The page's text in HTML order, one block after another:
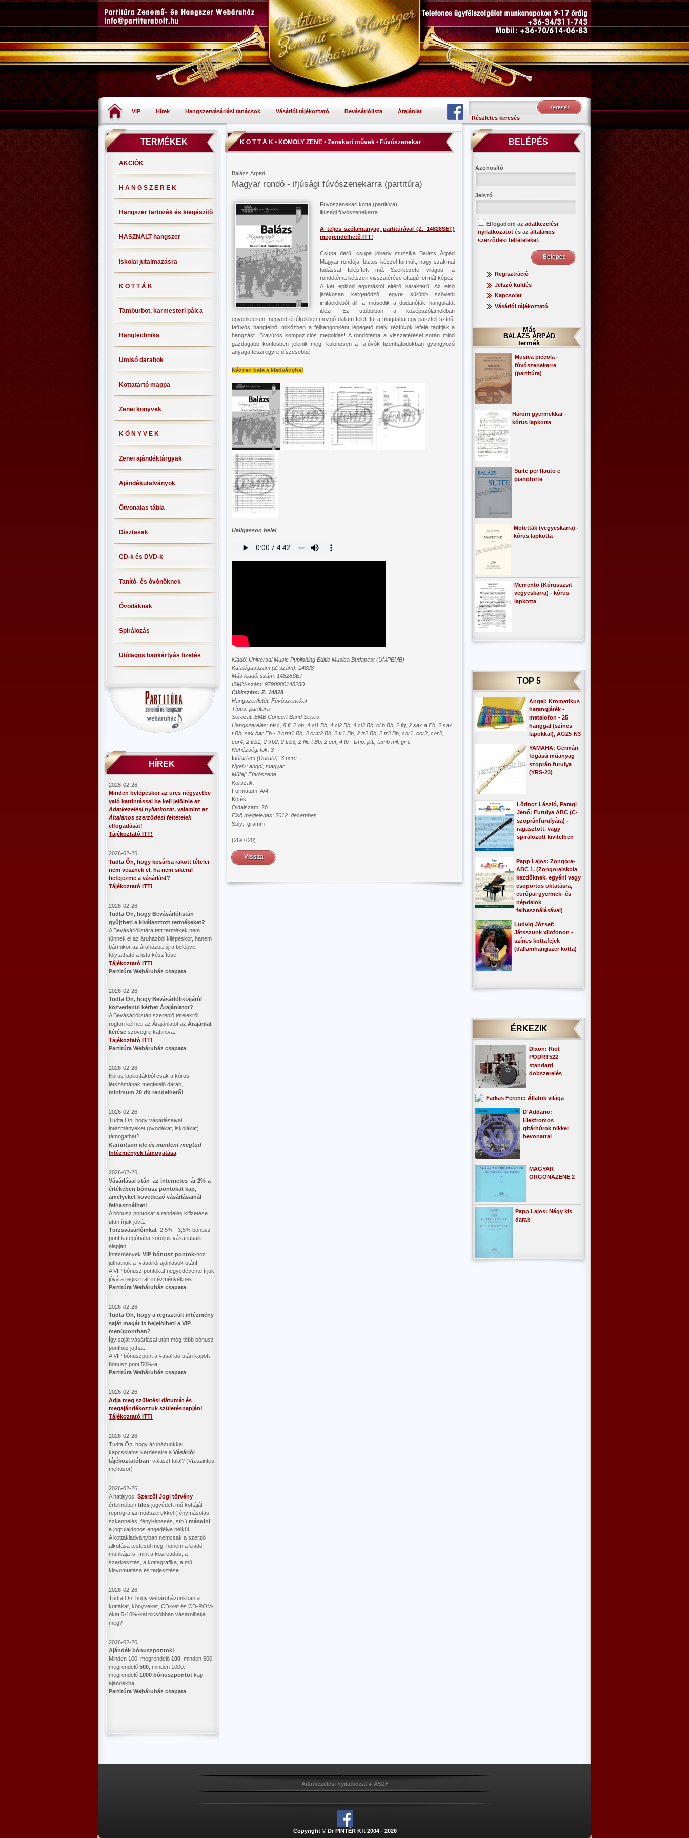
VIP Hírek Hangszervásárlási tanácsok Vásárlói tájékoztató Bevásárlólista
Árajánlat
Részletes keresés
TERMÉKEK
AKCIÓK
H A N G S Z E R E K
Hangszer tartozék és kiegészítő
HASZNÁLT hangszer
Iskolai jutalmazásra
K O T T Á K
Tamburbot, karmesteri pálca
Hangtechnika
Utolsó darabok
Kottatartó mappa
Zenei könyvek
K Ö N Y V E K
Zenei ajándéktárgyak
Ajándékutalványok
Ötvonalas tábla
Dísztasak
CD-k és DVD-k
Tanító- és óvónőknek
Óvodáknak
Spirálozás
Utólagos bankártyás fizetés
HÍREK
2026-02-26
Minden belépéskor az üres négyzetbe
való kattintással be kell jelölnie az
Adatkezelési nyilatkozat, valamint az
Általános szerződési feltételek
elfogadását!
Tájékoztató ITT!
2026-02-26
Tudta Ön, hogy kosárba rakott tételei
nem vesznek el, ha nem sikerül
befejeznie a vásárlást?
Tájékoztató ITT!
2026-02-26
​Tudta Ön, hogy Bevásárlólistán
gyűjtheti a kiválasztott termékeket?
A Bevásárlólistára tett termékek nem
tűnnek el az áruházból kilépéskor, hanem
bármikor az áruházba újra belépve
folytatható a lista készítése.
Tájékoztató ITT!
Partitúra Webáruház csapata
2026-02-26
​Tudta Ön, hogy Bevásárlólistájáról
közvetlenül kérhet Árajánlatot?
A Bevásárlólistán szereplő tételekről
rögtön kérheti az Árajánlatot az Árajánlat
kérése szövegre kattintva.
Tájékoztató ITT!
Partitúra Webáruház csapata
2026-02-26
Kórus lapkottákból csak a kórus
létszámának megfelelő darab,
minimum 20 db rendelhető!
2026-02-26
Tudta Ön, hogy vásárlásaival
intézményeket (óvodákat, iskolákat)
támogathat?
Kattintson ide és mindent megtud:
Intézmények támogatása
2026-02-26
Vásárlásai után az internetes ár 2%-a
értékében bónusz pontokat kap,
amelyeket következő vásárlásainál
felhasználhat!
A bónusz pontokat a rendelés kifizetése
után írjuk jóvá.
Törzsvásárlóinkat 2,5% - 3,5% bónusz
pont kategóriába soroljuk vásárlásaik
alapján.
Intézmények VIP bónusz pontok-hoz
juthatnak a vásárlói ajánlások után!
A VIP bónusz pontokat negyedévente írjuk
jóvá a regisztrált intézményeknek!
Partitúra Webáruház csapata
2026-02-26
​Tudta Ön, hogy a regisztrált intézmény
saját magát is bejelölheti a VIP
menüpontban?
Így saját vásárlásai után még több bónusz
ponthoz juthat.
A VIP bónuszpont a vásárlás után kapott
bónusz pont 50%-a.
Partitúra Webáruház csapata
2026-02-26
Adja meg születési dátumát és
megajándékozzuk születésnapján!
Tájékoztató ITT!
2026-02-26
Tudta Ön, hogy áruházunkkal
kapcsolatos kérdéseire a Vásárlói
tájékoztatóban választ talál? (Vízszintes
menüsor)
2026-02-26
A hatályos Szerzői Jogi törvény
értelmében tilos jogvédett mű kottáját
reprográfiai módszerekkel (fénymásolás,
szkennelés, fényképezés, stb.) másolni
a jogtulajdonos engedélye nélkül.
A kottakiadványban nemcsak a szerző
alkotása testesül meg, hanem a kiadó
munkája is, mint a közreadás, a
szerkesztés, a kottagrafika, a mű
kinyomtatása és terjesztése.
2026-02-26
Tudta Ön, hogy webáruházunkban a
kottákat, könyveket, CD-ket és CD-ROM-
okat 5-10%-kal olcsóbban vásárolhatja
meg?
2026-02-26
Ajándék bónuszpontok!
Minden 100. megrendelő 100 , minden 500.
megrendelő 500 , minden 1000.
megrendelő 1000 bónuszpontot kap
ajándékba.
Partitúra Webáruház csapata
K O T T Á K • KOMOLY ZENE • Zenekari művek • Fúvószenekar
Balázs Árpád
Magyar rondó - ifjúsági fúvószenekarra (partitúra)
Fúvószenekari kotta (partitúra)
ifjúsági fúvószenekarra
A teljes szólamanyag partitúrával (Z. 14828SET)
megrendelhető ITT!
Csupa derű, csupa jókedv muzsika Balázs Árpád
Magyar rondója, biztos kézzel formált, nagy szakmai
tudással felépített mű. Szerkezete világos: a
rondótéma kétszeri visszatérése öttagú formát képez.
A két epizód egymástól eltérő karakterű. Az első
játékosan kergetődző, egyre sűrűbb szövetű
imitációkból áll, a második a dudanóták hangulatát
idézi. Ez utóbbiban a középszólamokban
egyenletesen, negyed-értékekben mozgó dallam felett fut a magasba egy pasztell színű,
fafúvós hangfelhő, miközben a félhangonként lépegető mély rézfúvók lefelé tágítják a
hangzást. Bravúros kompozíciós megoldás! A rondótéma a visszatérései során mind
gazdagabb köntösben jelenik meg, különösen a fafúvók tizenhatodokban gyöngyöző
anyaga teszi egyre díszesebbé.
Nézzen bele a kiadványba!
Hallgasson bele!
Kiadó: Universal Music Publishing Editio Musica Budapest (UMPEMB)
Katalógusszám (Z-szám): 14828
Más kiadói szám: 14828SET
ISMN-szám: 9790080148280
Cikkszám: Z. 14828
Hangszer/letét: Fúvószenekar
Típus: partitúra
Sorozat: EMB Concert Band Series
Hangszerelés: picc, 8 fl, 2 ob, 4 cl1 Bb, 4 cl2 Bb, 4 cl3 Bb, cl b Bb, 2 fg, 2 sax a Eb, 2 sax
t Bb, sax bar Eb - 3 crnt1 Bb, 3 crnt2 Bb, 2 tr1 Bb, 2 tr2 Bb, 2 tr3 Bb, cor1, cor2, cor3,
cor4, 2 trb1, 2 trb2, 2 trb3, 2 flic t Bb, 2 euf, 4 tb - timp, ptti, tamb mil, gr c
Nehézségi fok: 3
Időtartam (Durata): 3 perc
Nyelv: angol, magyar
Műfaj: Fúvószene
Korszak:
Formátum: A/4
Kötés:
Oldalszám: 20
Első megjelenés: 2012. december
Súly: gramm
(26/0720)
Vissza
BELÉPÉS
Azonosító
Jelszó
Elfogadom az adatkezelési
nyilatkozatot és az általános
szerződési feltételeket.
Regisztráció
Jelszó küldés
Kapcsolat
Vásárlói tájékoztató
Más
BALÁZS ÁRPÁD
termék
Musica piccola -
fúvószenekarra
(partitúra)
Három gyermekkar -
kórus lapkotta
Suite per flauto e
pianoforte
Motetták (vegyeskarra) -
kórus lapkotta
Memento (Kórusszvit
vegyeskarra) - kórus
lapkotta
TOP 5
Angel: Kromatikus
harangjáték -
metalofon - 25
hanggal (színes
lapokkal), AG25-N3
YAMAHA: Germán
fogású műanyag
szoprán furulya
(YRS-23)
Lőrincz László, Paragi
Jenő: Furulya ABC (C-
szopránfurulyára) -
ragasztott, vagy
spirálozott kivitelben
Papp Lajos: Zongora-
ABC 1. (Zongoraiskola
kezdőknek, egyéni vagy
csoportos oktatásra,
európai gyermek- és
népdalok
felhasználásával)
Ludvig József:
Játsszunk xilofonon -
színes kottafejek
(dallamhangszer kotta)
ÉRKEZIK
Dixon: Riot
PODRT522
standard
dobszerelés
Farkas Ferenc: Állatok világa
D'Addario:
Elektromos
gitárhúrok nikkel
bevonattal
MAGYAR
ORGONAZENE 2
Papp Lajos: Négy kis
darab
Adatkezelési nyilatkozat● ÁSZF
Copyright © Dr PINTÉR Kft 2004 - 2026